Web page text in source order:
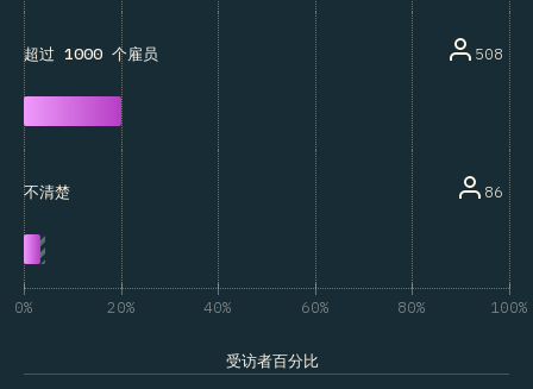
超过 1000 个雇员 508
不清楚 86
0% 20% 40% 60% 80% 100%
受访者百分比